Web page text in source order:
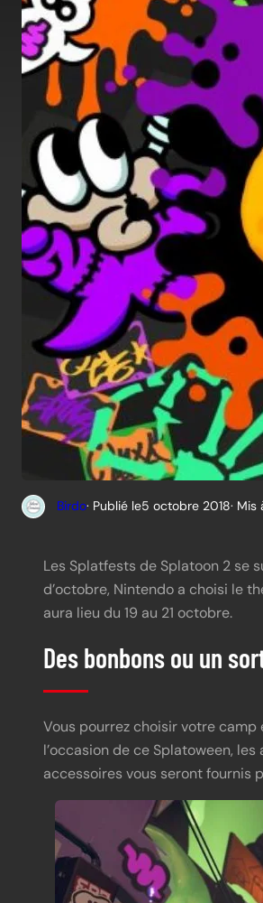
Birdo· Publié le5 octobre 2018· Mis
Les Splatfests de Splatoon 2 se
d’octobre, Nintendo a choisi le
aura lieu du 19 au 21 octobre.
Des bonbons ou un
Vous pourrez choisir votre
l’occasion de ce Splatoween,
accessoires vous seront fournis